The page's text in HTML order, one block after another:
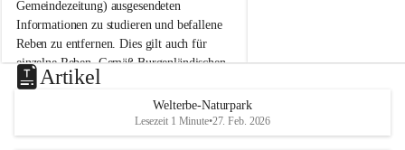
a
m
N
e
u
s
d
Gemeindezeitung) ausgesendeten
Informationen zu studieren und befallene
Reben zu entfernen. Dies gilt auch für
einzelne Reben. Gemäß Burgenländischen
Weinbaugesetz sind nicht gepflegte oder
unzulässige Weingärten zu roden! Bitte
helfen wir zusammen um unsere Winzer
vor den prognostizierten Ernteausfällen
u
e
d
Artikel
Welterbe-Naturpark
Lesezeit 1 Minute•27. Feb. 2026